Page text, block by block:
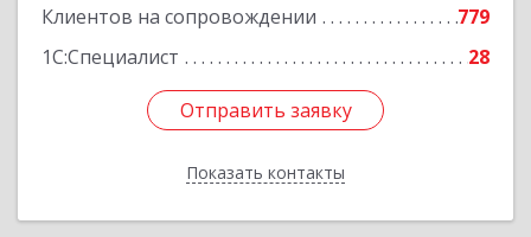
Клиентов на сопровождении
779
1С:Специалист
28
Отправить заявку
Показать контакты
Отправить заявку
Назад